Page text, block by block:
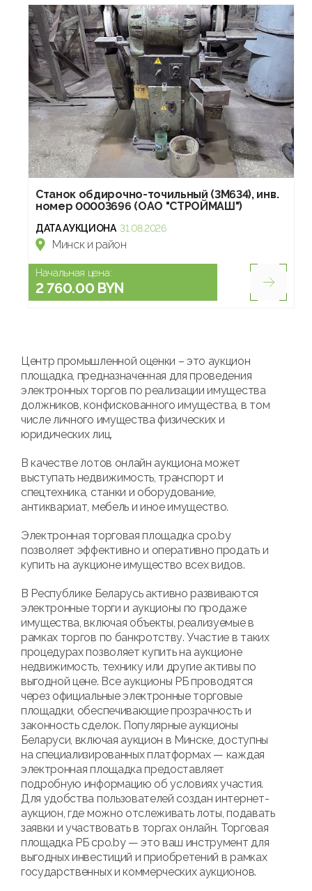
Станок обдирочно-точильный (3М634), инв.
номер 00003696 (ОАО "СТРОЙМАШ")
ДАТА АУКЦИОНА 31.08.2026
Минск и район
Начальная цена:
2 760.00 BYN
Центр промышленной оценки – это аукцион
площадка, предназначенная для проведения
электронных торгов по реализации имущества
должников, конфискованного имущества, в том
числе личного имущества физических и
юридических лиц.
В качестве лотов онлайн аукциона может
выступать недвижимость, транспорт и
спецтехника, станки и оборудование,
антиквариат, мебель и иное имущество.
Электронная торговая площадка cpo.by
позволяет эффективно и оперативно продать и
купить на аукционе имущество всех видов.
В Республике Беларусь активно развиваются
электронные торги и аукционы по продаже
имущества, включая объекты, реализуемые в
рамках торгов по банкротству. Участие в таких
процедурах позволяет купить на аукционе
недвижимость, технику или другие активы по
выгодной цене. Все аукционы РБ проводятся
через официальные электронные торговые
площадки, обеспечивающие прозрачность и
законность сделок. Популярные аукционы
Беларуси, включая аукцион в Минске, доступны
на специализированных платформах — каждая
электронная площадка предоставляет
подробную информацию об условиях участия.
Для удобства пользователей создан интернет-
аукцион, где можно отслеживать лоты, подавать
заявки и участвовать в торгах онлайн. Торговая
площадка РБ cpo.by — это ваш инструмент для
выгодных инвестиций и приобретений в рамках
государственных и коммерческих аукционов.